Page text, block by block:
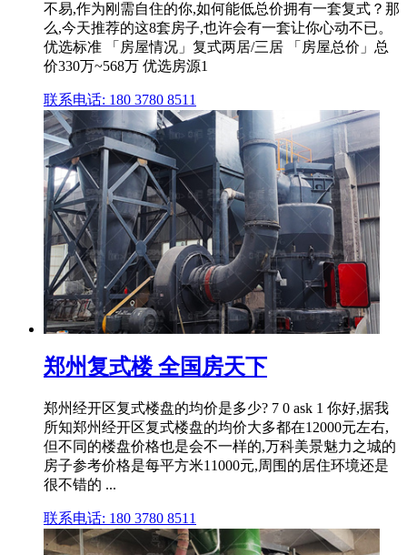
不易,作为刚需自住的你,如何能低总价拥有一套复式？那
么,今天推荐的这8套房子,也许会有一套让你心动不已。
优选标准 「房屋情况」复式两居/三居 「房屋总价」总
价330万~568万 优选房源1
联系电话: 180 3780 8511
郑州复式楼 全国房天下
郑州经开区复式楼盘的均价是多少? 7 0 ask 1 你好,据我
所知郑州经开区复式楼盘的均价大多都在12000元左右,
但不同的楼盘价格也是会不一样的,万科美景魅力之城的
房子参考价格是每平方米11000元,周围的居住环境还是
很不错的 ...
联系电话: 180 3780 8511